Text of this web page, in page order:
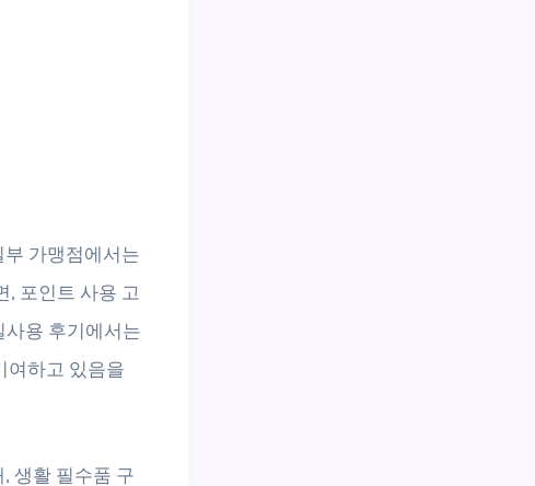
가맹점에서는
, 포인트 사용 고
사용 후기에서는
여하고 있음을
생활 필수품 구